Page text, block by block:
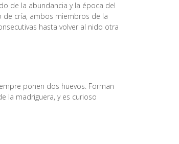
de la abundancia y la época del
de cría, ambos miembros de la
hasta volver al nido otra
ponen dos huevos. Forman
la madriguera, y es curioso